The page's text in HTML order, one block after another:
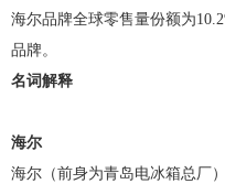
海尔品牌全球零售量份额为
品牌。
名词解释
海尔
海尔（前身为青岛电冰箱总厂